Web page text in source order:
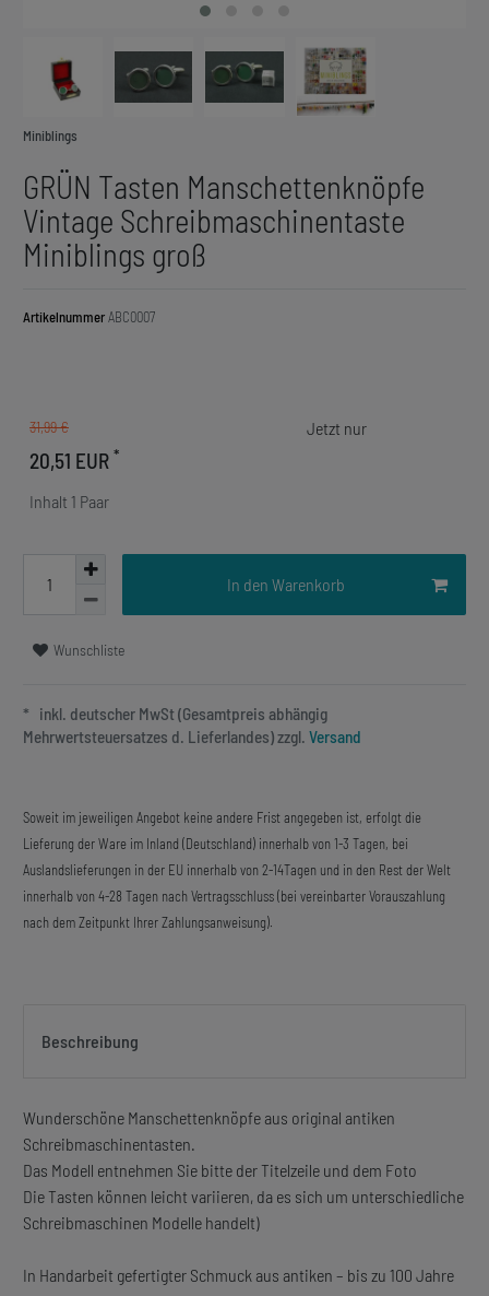
Miniblings
GRÜN Tasten Manschettenknöpfe
Vintage Schreibmaschinentaste
Miniblings groß
ArtikelnummerABC0007
31,99 €
20,51 EUR *
Inhalt 1 Paar
In den Warenkorb
Wunschliste
* inkl. deutscher MwSt (Gesamtpreis abhängig
Mehrwertsteuersatzes d. Lieferlandes) zzgl. Versand
Soweit im jeweiligen Angebot keine andere Frist angegeben ist, erfolgt die
Lieferung der Ware im Inland (Deutschland) innerhalb von 1-3 Tagen, bei
Auslandslieferungen in der EU innerhalb von 2-14Tagen und in den Rest der Welt
innerhalb von 4-28 Tagen nach Vertragsschluss (bei vereinbarter Vorauszahlung
nach dem Zeitpunkt Ihrer Zahlungsanweisung).
Beschreibung
Wunderschöne Manschettenknöpfe aus original antiken
Schreibmaschinentasten.
Das Modell entnehmen Sie bitte der Titelzeile und dem Foto
Die Tasten können leicht variieren, da es sich um unterschiedliche
Schreibmaschinen Modelle handelt)
In Handarbeit gefertigter Schmuck aus antiken – bis zu 100 Jahre